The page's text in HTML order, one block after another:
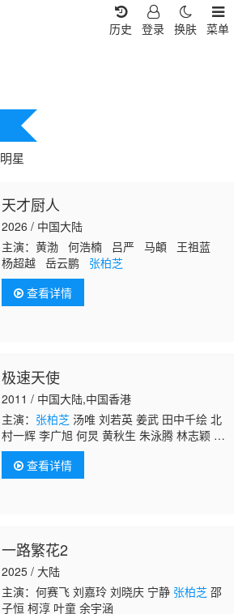
菜单
换肤
登录
历史
明星
天才厨人
2026 / 中国大陆
主演：黄渤 何浩楠 吕严 马頔 王祖蓝
杨超越 岳云鹏 张柏芝
查看详情
极速天使
2011 / 中国大陆,中国香港
主演： 张柏芝汤唯 刘若英 姜武 田中千绘 北
村一辉 李广旭 何炅 黄秋生 朱泳腾 林志颖 程
伊 郑佩佩 闵春晓 吴佩慈 韩在硕 肖逾榛
查看详情
一路繁花2
2025 / 大陆
主演：何赛飞 刘嘉玲 刘晓庆 宁静 张柏芝邵
子恒 柯淳 叶童 余宇涵